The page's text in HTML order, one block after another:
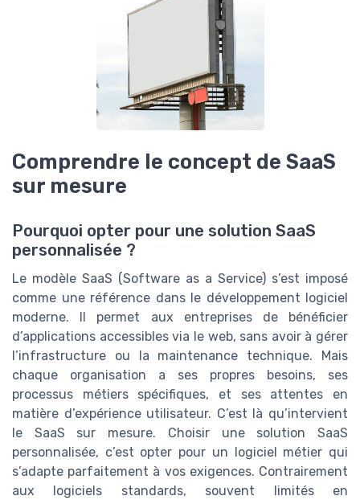
Comprendre le concept de SaaS
sur mesure
Pourquoi opter pour une solution SaaS
personnalisée ?
Le modèle SaaS (Software as a Service) s’est imposé
comme une référence dans le développement logiciel
moderne. Il permet aux entreprises de bénéficier
d’applications accessibles via le web, sans avoir à gérer
l’infrastructure ou la maintenance technique. Mais
chaque organisation a ses propres besoins, ses
processus métiers spécifiques, et ses attentes en
matière d’expérience utilisateur. C’est là qu’intervient
le SaaS sur mesure. Choisir une solution SaaS
personnalisée, c’est opter pour un logiciel métier qui
s’adapte parfaitement à vos exigences. Contrairement
aux logiciels standards, souvent limités en